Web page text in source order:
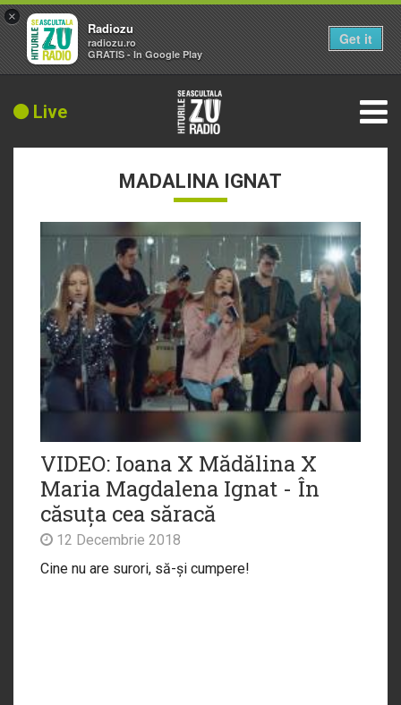
Live
MADALINA IGNAT
VIDEO: Ioana X Mădălina X
Maria Magdalena Ignat - În
căsuța cea săracă
12 Decembrie 2018
Cine nu are surori, să-și cumpere!
×
Radiozu
radiozu.ro
GRATIS - In Google Play
Get it